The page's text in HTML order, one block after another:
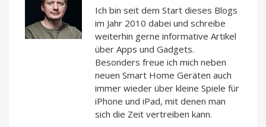
Ich bin seit dem Start dieses Blogs
im Jahr 2010 dabei und schreibe
weiterhin gerne informative Artikel
über Apps und Gadgets.
Besonders freue ich mich neben
neuen Smart Home Geräten auch
immer wieder über kleine Spiele für
iPhone und iPad, mit denen man
sich die Zeit vertreiben kann.